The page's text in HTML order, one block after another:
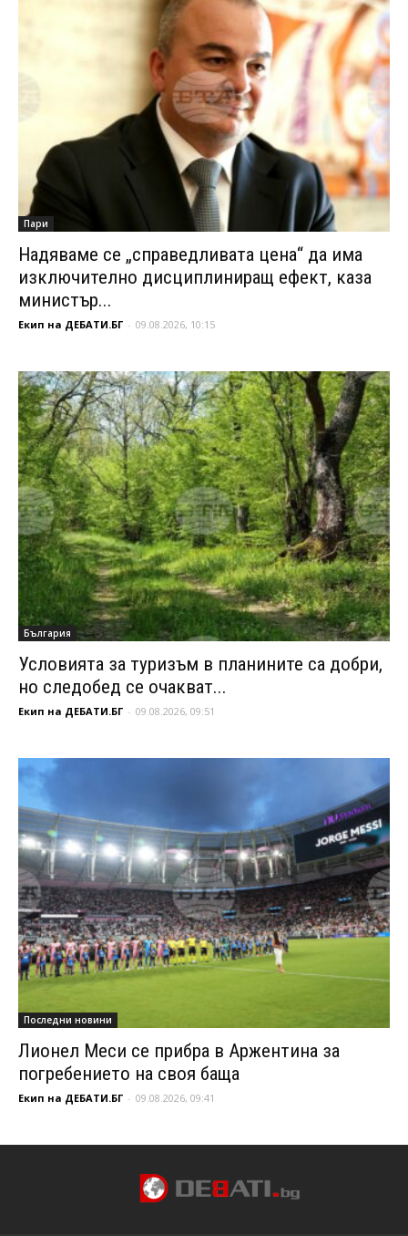
Пари
Надяваме се „справедливата цена“ да има
изключително дисциплиниращ ефект, каза
министър...
Екип на ДЕБАТИ.БГ - 09.08.2026, 10:15
България
Условията за туризъм в планините са добри,
но следобед се очакват...
Екип на ДЕБАТИ.БГ - 09.08.2026, 09:51
Последни новини
Лионел Меси се прибра в Аржентина за
погребението на своя баща
Екип на ДЕБАТИ.БГ - 09.08.2026, 09:41